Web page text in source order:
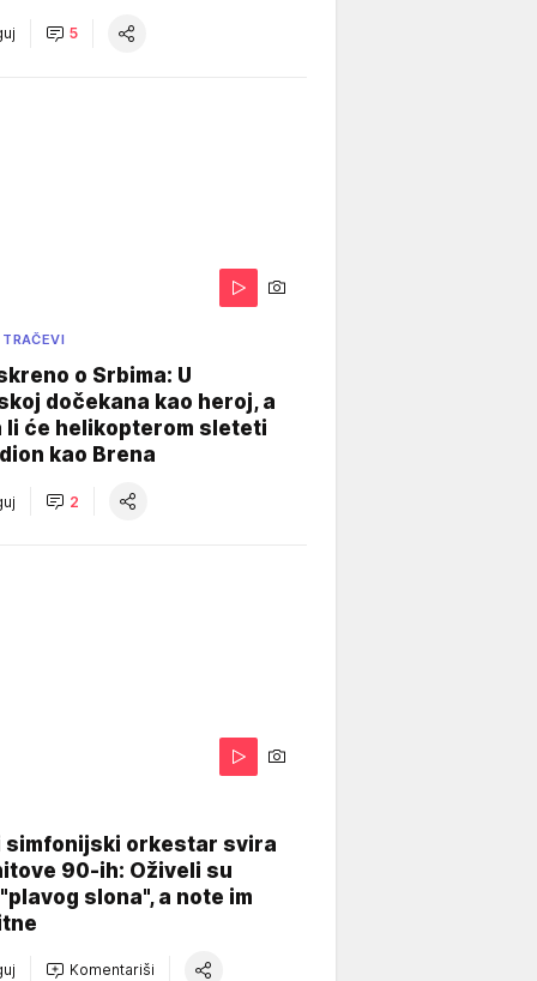
5
o Srbima: U
dočekana kao heroj, a
li će helikopterom sleteti
kao Brena
2
simfonijski orkestar svira
90-ih: Oživeli su
slona", a note im
Komentariši